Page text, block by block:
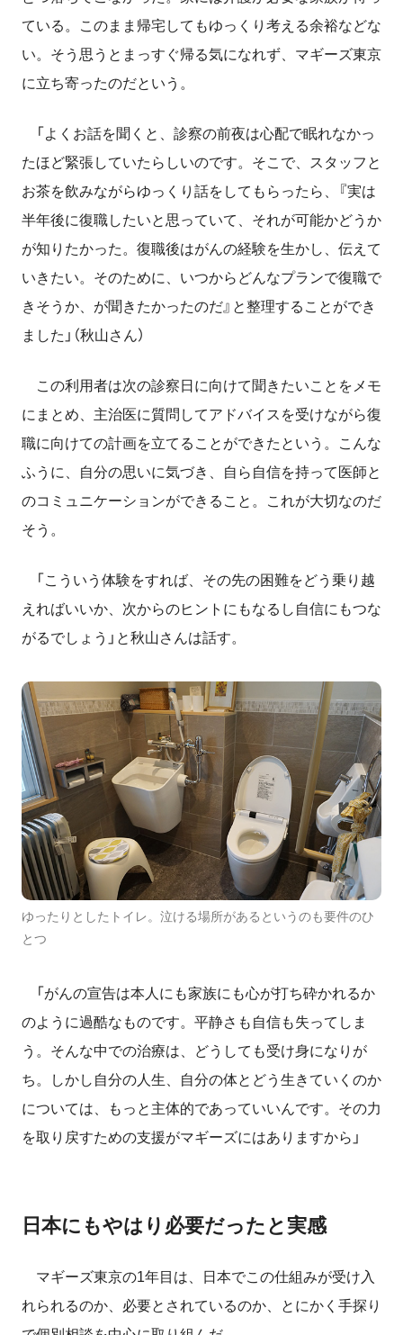
ている。このまま帰宅してもゆっくり考える余裕などな
い。そう思うとまっすぐ帰る気になれず、マギーズ東京
に立ち寄ったのだという。
「よくお話を聞くと、診察の前夜は心配で眠れなかっ
たほど緊張していたらしいのです。そこで、スタッフと
お茶を飲みながらゆっくり話をしてもらったら、『実は
半年後に復職したいと思っていて、それが可能かどうか
が知りたかった。復職後はがんの経験を生かし、伝えて
いきたい。そのために、いつからどんなプランで復職で
きそうか、が聞きたかったのだ』と整理することができ
ました」（秋山さん）
この利用者は次の診察日に向けて聞きたいことをメモ
にまとめ、主治医に質問してアドバイスを受けながら復
職に向けての計画を立てることができたという。こんな
ふうに、自分の思いに気づき、自ら自信を持って医師と
のコミュニケーションができること。これが大切なのだ
そう。
「こういう体験をすれば、その先の困難をどう乗り越
えればいいか、次からのヒントにもなるし自信にもつな
がるでしょう」と秋山さんは話す。
ゆったりとしたトイレ。泣ける場所があるというのも要件のひ
とつ
「がんの宣告は本人にも家族にも心が打ち砕かれるか
のように過酷なものです。平静さも自信も失ってしま
う。そんな中での治療は、どうしても受け身になりが
ち。しかし自分の人生、自分の体とどう生きていくのか
については、もっと主体的であっていいんです。その力
を取り戻すための支援がマギーズにはありますから」
日本にもやはり必要だったと実感
マギーズ東京の1年目は、日本でこの仕組みが受け入
れられるのか、必要とされているのか、とにかく手探り